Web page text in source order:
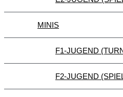
MINIS
F1-JUGEND
F2-JUGEND